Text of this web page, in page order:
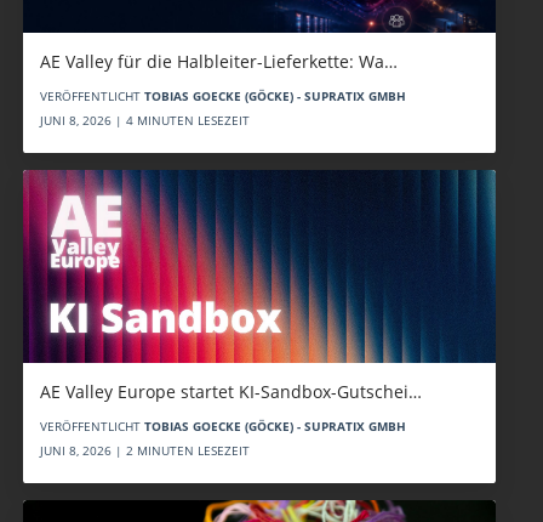
AE Valley für die Halbleiter-Lieferkette: Wa…
VERÖFFENTLICHT TOBIAS GOECKE (GÖCKE) - SUPRATIX GMBH
JUNI 8, 2026 | 4 MINUTEN LESEZEIT
AE Valley Europe startet KI-Sandbox-Gutschei…
VERÖFFENTLICHT TOBIAS GOECKE (GÖCKE) - SUPRATIX GMBH
JUNI 8, 2026 | 2 MINUTEN LESEZEIT